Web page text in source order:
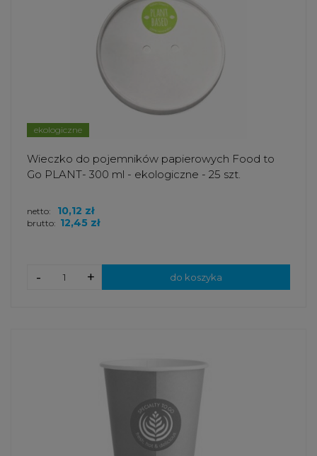
ekologiczne
Wieczko do pojemników papierowych Food to
Go PLANT- 300 ml - ekologiczne - 25 szt.
brutto: 12,45 zł
netto: 10,12 zł
+
- do koszyka